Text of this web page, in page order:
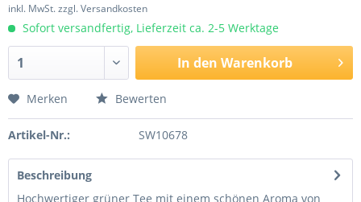
inkl. MwSt.zzgl. Versandkosten
Sofort versandfertig, Lieferzeit ca. 2-5 Werktage
In den Warenkorb
Merken Bewerten
Artikel-Nr.: SW10678
Beschreibung
Hochwertiger grüner Tee mit einem schönen Aroma von